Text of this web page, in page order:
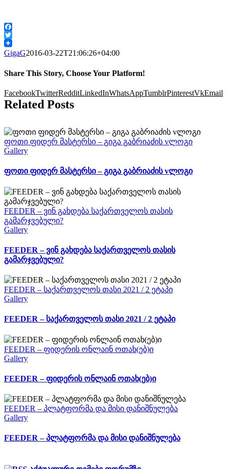
Facebook
Twitter
GigaG2016-03-22T21:06:26+04:00
Share This Story, Choose Your Platform!
FacebookTwitterRedditLinkedInWhatsAppTumblrPinterestVkEmail
Related Posts
ფოთი ფიდერ მასტერსი – გიგა გაბრიაძის vლოგი
Gallery
ფოთი ფიდერ მასტერსი – გიგა გაბრიაძის vლოგი
FEEDER – ვინ გახდება საქართველოს თასის
გამარჯვებული?
Gallery
FEEDER – ვინ გახდება საქართველოს თასის
გამარჯვებული?
FEEDER – საქართველოს თასი 2021 / 2 ეტაპი
Gallery
FEEDER – საქართველოს თასი 2021 / 2 ეტაპი
FEEDER – ფიდერის ონლაინ ოთახ(ებ)ი
Gallery
FEEDER – ფიდერის ონლაინ ოთახ(ებ)ი
FEEDER – პლატფორმა და მისი დანიშნულება
Gallery
FEEDER – პლატფორმა და მისი დანიშნულება